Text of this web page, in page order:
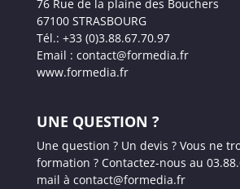
76 Rue de la plaine des Bouchers
67100 STRASBOURG
Tél.: +33 (0)3.88.67.70.97
Email : contact@formedia.fr
www.formedia.fr
UNE QUESTION ?
Une question ? Un devis ? Vous ne
formation ? Contactez-nous au
mail à contact@formedia.fr